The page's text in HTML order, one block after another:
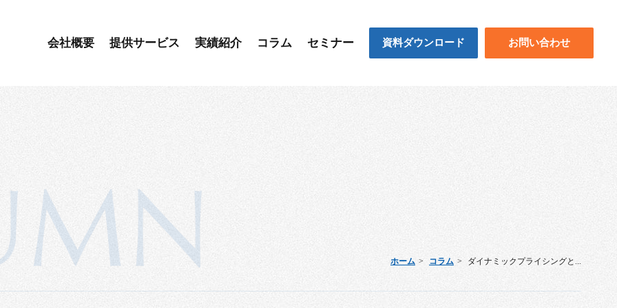
会社概要 提供サービス 実績紹介 コラム セミナー 資料ダウンロード お問い合わせ
ホーム コラム ダイナミックプライシングと...